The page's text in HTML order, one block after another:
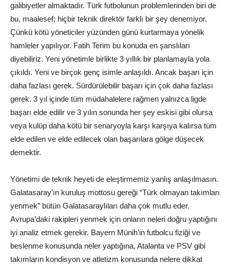
galibiyetler almaktadır. Türk futbolunun problemlerinden biri de
bu, maalesef; hiçbir teknik direktör farklı bir şey denemiyor.
Çünkü kötü yöneticiler yüzünden günü kurtarmaya yönelik
hamleler yapılıyor. Fatih Terim bu konuda en şanslıları
diyebiliriz. Yeni yönetimle birlikte 3 yıllık bir planlamayla yola
çıkıldı. Yeni ve birçok genç isimle anlaşıldı. Ancak başarı için
daha fazlası gerek. Sürdürülebilir başarı için çok daha fazlası
gerek. 3 yıl içinde tüm müdahalelere rağmen yalnızca ligde
başarı elde edilir ve 3 yılın sonunda her şey eskisi gibi olursa
veya kulüp daha kötü bir senaryoyla karşı karşıya kalırsa tüm
elde edilen ve elde edilecek olan başarılara gölge düşecek
demektir.
Yönetimi de teknik heyeti de eleştirmemiz yanlış anlaşılmasın.
Galatasaray’ın kuruluş mottosu gereği “Türk olmayan takımları
yenmek” bütün Galatasaraylıları daha çok mutlu eder.
Avrupa’daki rakipleri yenmek için onların neleri doğru yaptığını
iyi analiz etmek gerekir. Bayern Münih’in futbolcu fiziği ve
beslenme konusunda neler yaptığına, Atalanta ve PSV gibi
takımların kondisyon ve atletizm konusunda nelere dikkat